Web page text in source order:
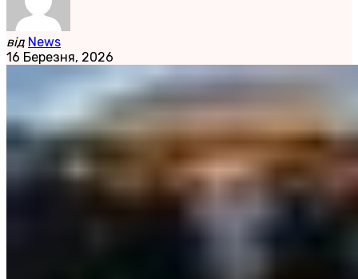
від News
16 Березня, 2026